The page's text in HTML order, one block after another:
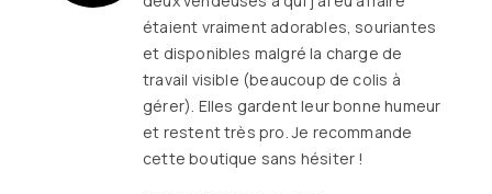
et originaux pour différentes
morphologies
et ça fait très
longtemps que j’y vais (depuis le début
ou quasiment) J’adore y faire un tour et
on ne sort jamais (ou presque) sans rien